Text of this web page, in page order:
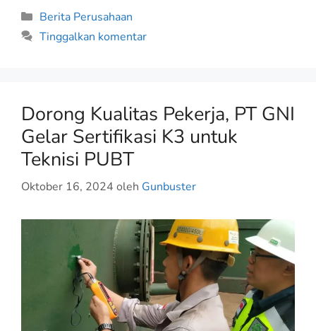
Berita Perusahaan
Tinggalkan komentar
Dorong Kualitas Pekerja, PT GNI
Gelar Sertifikasi K3 untuk
Teknisi PUBT
Oktober 16, 2024 oleh Gunbuster